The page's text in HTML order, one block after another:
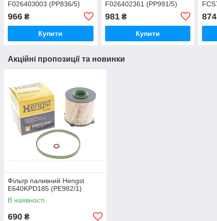
F026403003 (PP836/5)
966 ₴
Купити
F026402361 (PP991/5)
981₴
Купити
874
Акційні пропозиції та новинки
Фільтр паливний Hengst
E640KPD185 (PE982/1)
В наявності
690 ₴